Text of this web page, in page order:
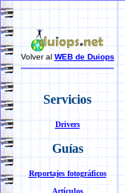
Volver al WEB de Duiops
Servicios
Drivers
Guías
Reportajes fotográficos
Artículos